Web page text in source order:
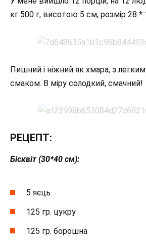
кг 500 г, висотою 5 см, розмір 28 *
Пишний і ніжний як хмара, з
смаком. В міру солодкий, смачний!
РЕЦЕПТ:
Бісквіт (30*40 см):
5 яєць
125 гр. цукру
125 гр. борошна